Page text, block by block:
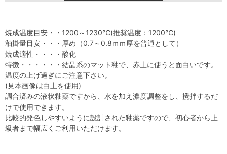
焼成温度目安・・1200～1230℃(推奨温度：1200℃)
釉掛量目安・・・厚め（0.7～0.8ｍｍ厚を普通として）
焼成適性・・・・酸化
特徴・・・・・・結晶系のマット釉で、赤土に使うと面白いです。
温度の上げ過ぎにご注意下さい。
(見本画像は白土を使用)
調合済みの液状釉薬ですから、水を加え濃度調整をし、攪拌するだ
けで使用できます。
比較的発色しやすいように設計された釉薬ですので、初心者から上
級者まで幅広くご利用いただけます。